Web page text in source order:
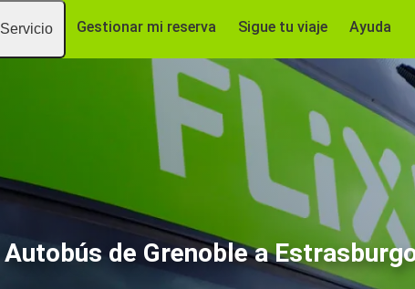
Servicio Gestionar mi reserva Sigue tu viaje Ayuda
Autobús de Grenoble a